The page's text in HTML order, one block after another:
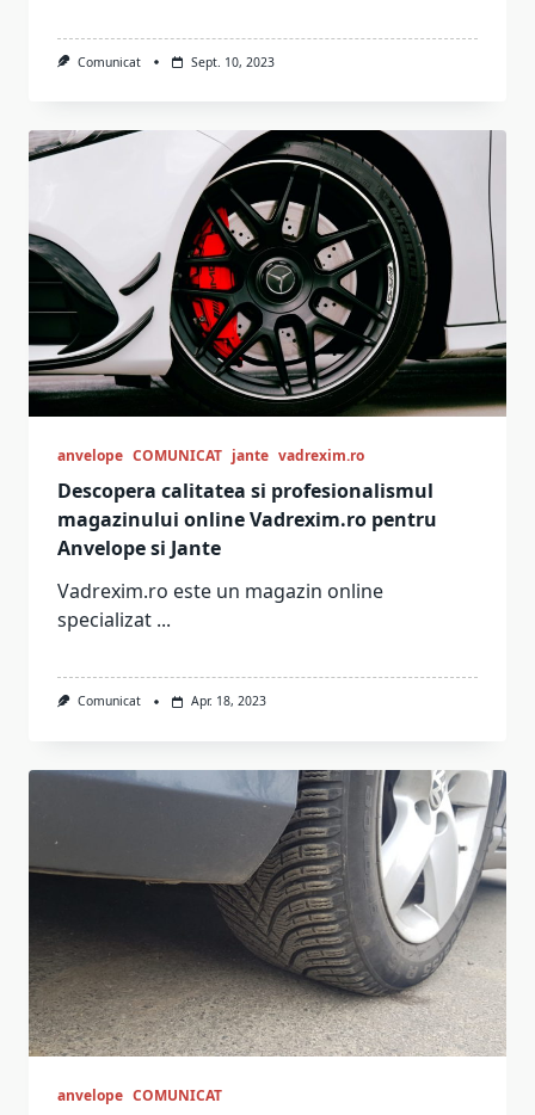
Comunicat Sept. 10, 2023
anvelope COMUNICAT jante vadrexim.ro
Descopera calitatea si profesionalismul
magazinului online Vadrexim.ro pentru
Anvelope si Jante
Vadrexim.ro este un magazin online
specializat ...
Comunicat Apr. 18, 2023
anvelope COMUNICAT